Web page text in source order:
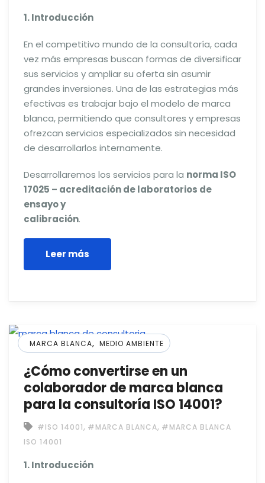
1. Introducción
En el competitivo mundo de la consultoría, cada
vez más empresas buscan formas de diversificar
sus servicios y ampliar su oferta sin asumir
grandes inversiones. Una de las estrategias más
efectivas es trabajar bajo el modelo de marca
blanca, permitiendo que consultores y empresas
ofrezcan servicios especializados sin necesidad
de desarrollarlos internamente.
Desarrollaremos los servicios para la norma ISO
17025 – acreditación de laboratorios de
ensayo y
calibración.
Leer más
MARCA BLANCA, MEDIO AMBIENTE
¿Cómo convertirse en un
colaborador de marca blanca
para la consultoría ISO 14001?
#ISO 14001, #MARCA BLANCA, #MARCA BLANCA
ISO 14001
1. Introducción